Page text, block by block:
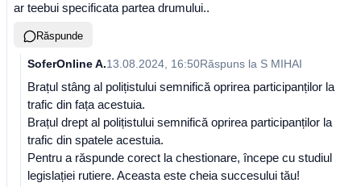
ar teebui specificata partea drumului..
Răspunde
SoferOnline A.13.08.2024, 16:50Răspuns la S MIHAI
Brațul stâng al polițistului semnifică oprirea participanților la
trafic din fața acestuia.
Brațul drept al polițistului semnifică oprirea participanților la
trafic din spatele acestuia.
Pentru a răspunde corect la chestionare, începe cu studiul
legislației rutiere. Aceasta este cheia succesului tău!